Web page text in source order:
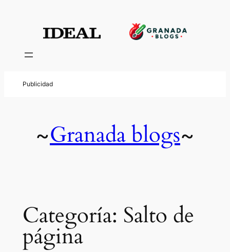
contenido
~Granada blogs~
Categoría: Salto de
página